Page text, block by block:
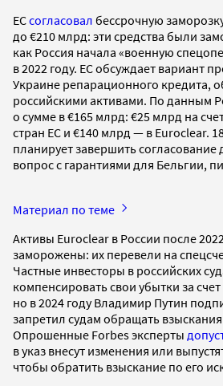
ЕСсогласовал бессрочную
до €210 млрд: эти средства были
как Россия начала «военную
в 2022 году. ЕС обсуждает вариант
Украине репарационного кредита,
российскими активами. По данным
о сумме в €165 млрд: €25 млрд на
стран ЕС и €140 млрд — в Euroclear.
планирует завершить согласование
вопрос с гарантиями для Бельгии,
Материал по теме
Активы Euroclear в России после
заморожены: их перевели на
Частные инвесторы в российских
компенсировать свои убытки за счет
но в 2024 году Владимир Путин
запретил судам обращать взыскания
Опрошенные Forbes эксперты
в указ внесут изменения или
чтобы обратить взыскание по его